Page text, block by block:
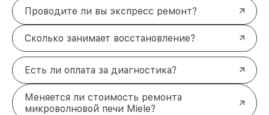
Проводите ли вы экспресс ремонт?
Сколько занимает восстановление?
Есть ли оплата за диагностика?
Меняется ли стоимость ремонта
микроволновой печи Miele?